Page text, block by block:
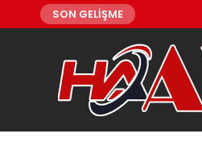
SON GELİŞME